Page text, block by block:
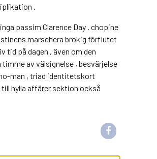
.
passim Clarence Day . chopine
marschera brokig förflutet
tid på dagen , även om den
av välsignelse , besvärjelse
man , triad identitetskort
hylla affärer sektion också